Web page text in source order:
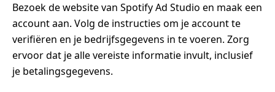
Bezoek de website van Spotify Ad Studio en maak een
account aan. Volg de instructies om je account te
verifiëren en je bedrijfsgegevens in te voeren. Zorg
ervoor dat je alle vereiste informatie invult, inclusief
je betalingsgegevens.